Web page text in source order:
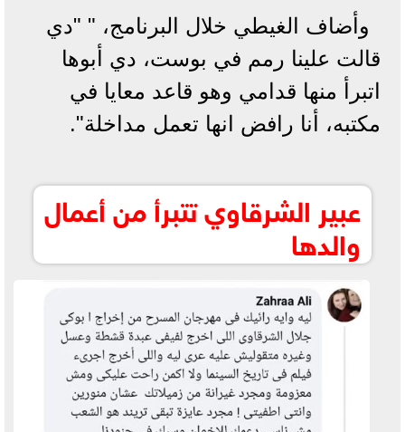
وأضاف الغيطي خلال البرنامج، " "دي
قالت علينا رمم في بوست، دي أبوها
اتبرأ منها قدامي وهو قاعد معايا في
مكتبه، أنا رافض انها تعمل مداخلة".
عبير الشرقاوي تتبرأ من أعمال
والدها